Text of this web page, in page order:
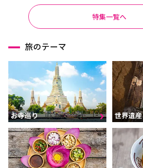
特集一覧へ
旅のテーマ
お寺巡り 世界遺産